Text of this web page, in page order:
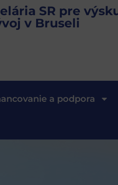
SR pre
v Bruseli
a podpora